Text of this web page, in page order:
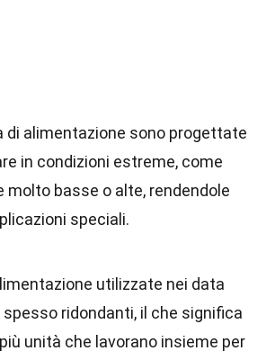
di alimentazione sono progettate
in condizioni estreme, come
molto basse o alte, rendendole
speciali.
utilizzate nei data
ridondanti, il che significa
unità che lavorano insieme per